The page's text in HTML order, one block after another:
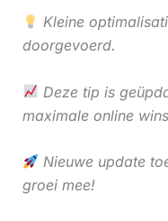
Kleine
doorgevoerd.
Deze tip is
maximale online
Nieuwe update
groei mee!